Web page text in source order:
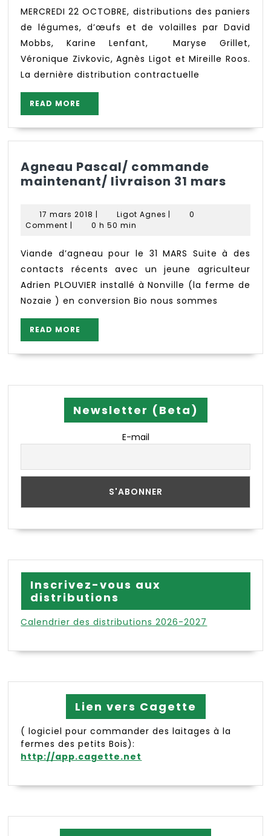
semaine
43
MERCREDI 22 OCTOBRE, distributions des paniers
de légumes, d’œufs et de volailles par David
Mobbs, Karine Lenfant, Maryse Grillet,
Véronique Zivkovic, Agnès Ligot et Mireille Roos.
La dernière distribution contractuelle
READ MORE
MORE
Agneau Pascal/ commande
maintenant/ livraison 31 mars
31
mars
17 mars 2018 17
mars
| Ligot Agnes Ligot
|
0
Comment | 0 h 50 min
Viande d’agneau pour le 31 MARS Suite à des
contacts récents avec un jeune agriculteur
Adrien PLOUVIER installé à Nonville (la ferme de
Nozaie ) en conversion Bio nous sommes
READ MORE
MORE
Newsletter (Beta)
E-mail
Inscrivez-vous aux
distributions
Calendrier des distributions 2026-2027
Lien vers Cagette
( logiciel pour commander des laitages à la
fermes des petits Bois):
http://app.cagette.net